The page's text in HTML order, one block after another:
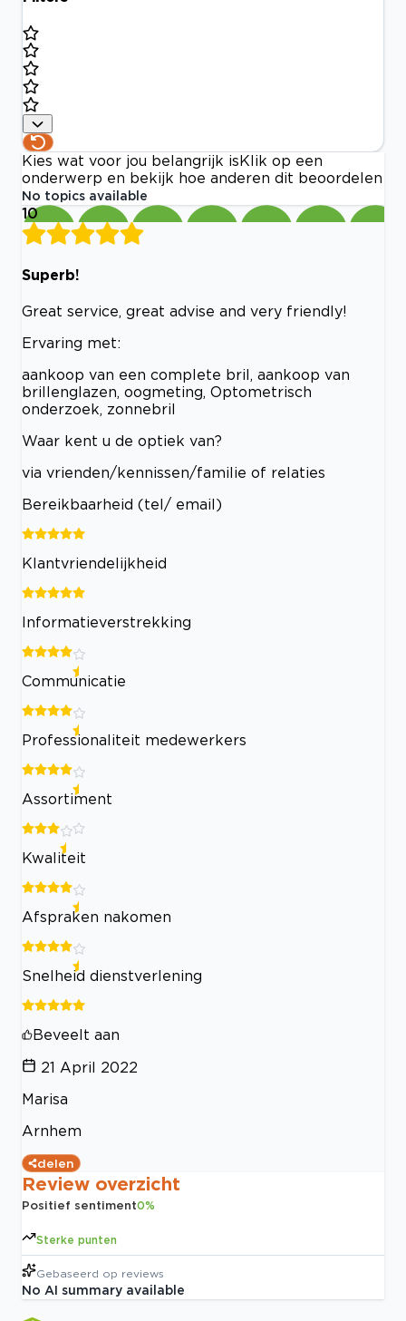
Kies wat voor jou belangrijk is Klik op een
onderwerp en bekijk hoe anderen dit beoordelen
No topics available
10
Superb!
Great service, great advise and very friendly!
Ervaring met:
aankoop van een complete bril, aankoop van
brillenglazen, oogmeting, Optometrisch
onderzoek, zonnebril
Waar kent u de optiek van?
via vrienden/kennissen/familie of relaties
Bereikbaarheid (tel/ email)
Klantvriendelijkheid
Informatieverstrekking
Communicatie
Professionaliteit medewerkers
Assortiment
Kwaliteit
Afspraken nakomen
Snelheid dienstverlening
Beveelt aan
21 April 2022
Marisa
Arnhem
delen
Review overzicht
Positief sentiment0%
Sterke punten
Gebaseerd op reviews
No AI summary available